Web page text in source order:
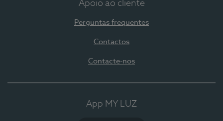
Apoio ao cliente
Perguntas frequentes
Contactos
Contacte-nos
App MY LUZ